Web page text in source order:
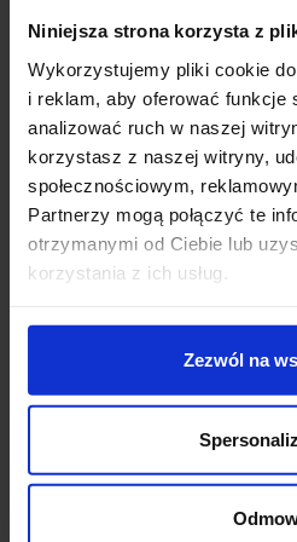
Niniejsza strona korzysta z
Wykorzystujemy pliki cookie
i reklam, aby oferować funkcje
analizować ruch w naszej
korzystasz z naszej witryny,
społecznościowym,
Partnerzy mogą połączyć te
otrzymanymi od Ciebie lub
korzystania z ich usług.
Zezwól na
Parametry:
wysokość (cm): 150
wysokość klosza (cm): 13,4
średnica klosza (cm): 13
szerokość (cm): 36
ilość źródeł: 7
rodzaj trzonka: LED
max moc źródła: 49W
strumień światła: 2240lm
barwa światła: 3000K
możliwość ściemniania:
kolor lampy: czarny
materiał: aluminum/akryl